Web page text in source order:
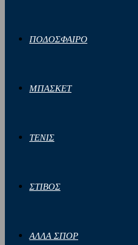
ΠΟΔΟΣΦΑΙΡΟ
ΜΠΑΣΚΕΤ
ΤΕΝΙΣ
ΣΤΙΒΟΣ
ΑΛΛΑ ΣΠΟΡ